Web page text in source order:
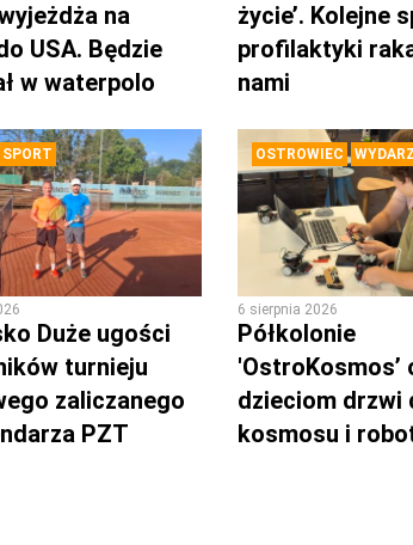
na
USA. Będzie
w waterpolo
życie’. Kolejne
profilaktyki
nami
SPORT
Duże ugości
turnieju
zaliczanego
PZT
OSTROWIEC
6 sierpnia 2026
Półkolonie
'OstroKosmos’
dzieciom drzwi
kosmosu i